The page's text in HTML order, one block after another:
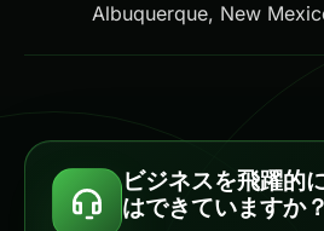
Albuquerque, New
ビジネスを飛躍的
はできていますか？